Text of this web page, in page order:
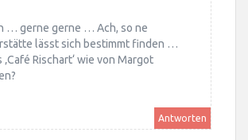
… gerne gerne … Ach, so ne
lässt sich bestimmt finden …
Rischart‘ wie von Margot
Antworten